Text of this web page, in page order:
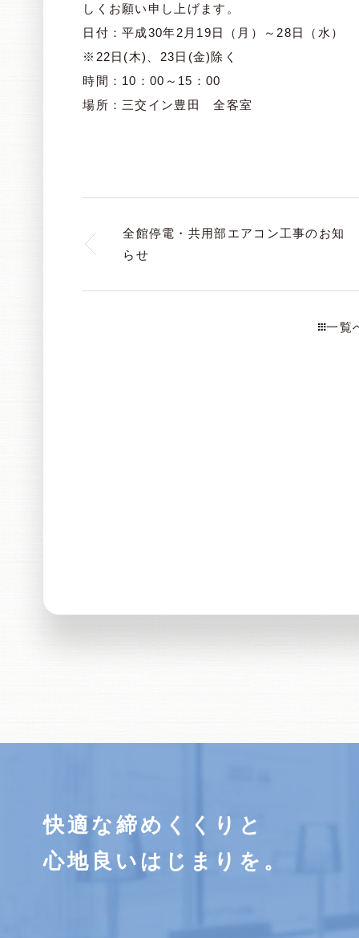
しくお願い申し上げます。
日付：平成30年2月19日（月）～28日（水）
※22日(木)、23日(金)除く
時間：10：00～15：00
場所：三交イン豊田 全客室
全館停電・共用部エアコン工事のお知
らせ
一覧
快適な締めくくりと
心地良いはじまりを。